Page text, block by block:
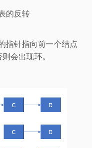
的反转
指针指向前一个结点
会出现环。